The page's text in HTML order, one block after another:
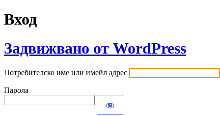
Вход
Задвижвано от WordPress
Потребителско име или имейл адрес
Парола